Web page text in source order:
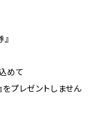
めて
プレゼントしません